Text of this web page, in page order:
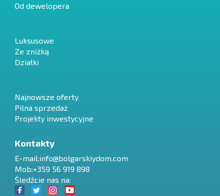
Od dewelopera
Luksusowe
Ze zniżką
Działki
Najnowsze oferty
Pilna sprzedaż
Projekty inwestycyjne
Kontakty
E-mail:info@bolgarskiydom.com
Mob:+359 56 919 898
Śledźcie nas na: